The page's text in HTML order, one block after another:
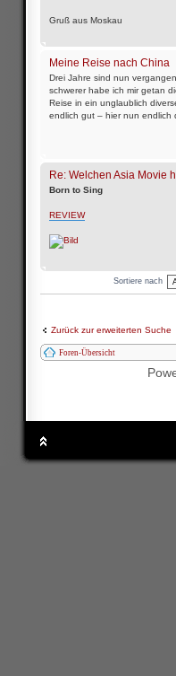
Gruß aus Moskau
Meine Reise nach China
Drei Jahre sind nun
schwerer habe ich mir getan
Reise in ein unglaublich
endlich gut – hier nun endlich
Re: Welchen Asia Movie
Born to Sing
REVIEW
Sortiere nach
Zurück zur erweiterten Suche
Foren-Übersicht